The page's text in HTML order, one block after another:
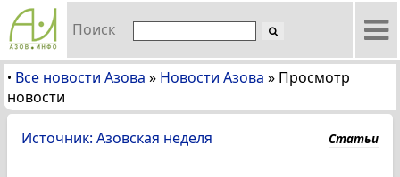
Поиск
• Все новости Азова » Новости Азова » Просмотр
новости
Источник: Азовская неделя Статьи